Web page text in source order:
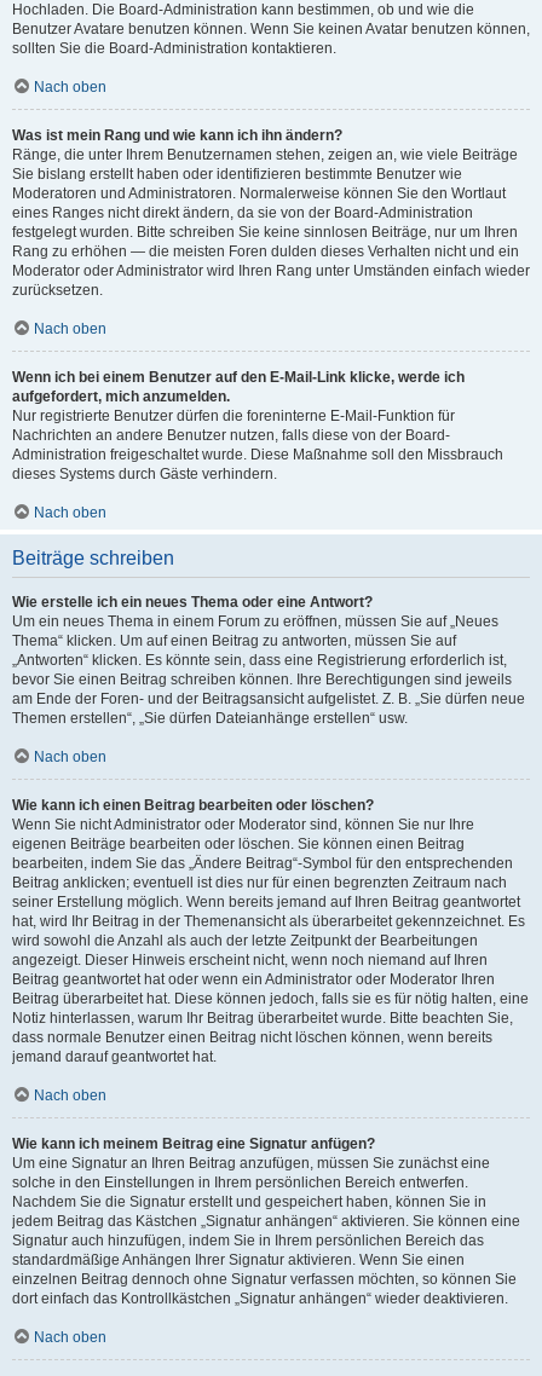
Hochladen. Die Board-Administration kann bestimmen, ob und wie die
Benutzer Avatare benutzen können. Wenn Sie keinen Avatar benutzen können,
sollten Sie die Board-Administration kontaktieren.
Nach oben
Was ist mein Rang und wie kann ich ihn ändern?
Ränge, die unter Ihrem Benutzernamen stehen, zeigen an, wie viele Beiträge
Sie bislang erstellt haben oder identifizieren bestimmte Benutzer wie
Moderatoren und Administratoren. Normalerweise können Sie den Wortlaut
eines Ranges nicht direkt ändern, da sie von der Board-Administration
festgelegt wurden. Bitte schreiben Sie keine sinnlosen Beiträge, nur um Ihren
Rang zu erhöhen — die meisten Foren dulden dieses Verhalten nicht und ein
Moderator oder Administrator wird Ihren Rang unter Umständen einfach wieder
zurücksetzen.
Nach oben
Wenn ich bei einem Benutzer auf den E-Mail-Link klicke, werde ich
aufgefordert, mich anzumelden.
Nur registrierte Benutzer dürfen die foreninterne E-Mail-Funktion für
Nachrichten an andere Benutzer nutzen, falls diese von der Board-
Administration freigeschaltet wurde. Diese Maßnahme soll den Missbrauch
dieses Systems durch Gäste verhindern.
Nach oben
Beiträge schreiben
Wie erstelle ich ein neues Thema oder eine Antwort?
Um ein neues Thema in einem Forum zu eröffnen, müssen Sie auf „Neues
Thema“ klicken. Um auf einen Beitrag zu antworten, müssen Sie auf
„Antworten“ klicken. Es könnte sein, dass eine Registrierung erforderlich ist,
bevor Sie einen Beitrag schreiben können. Ihre Berechtigungen sind jeweils
am Ende der Foren- und der Beitragsansicht aufgelistet. Z. B. „Sie dürfen neue
Themen erstellen“, „Sie dürfen Dateianhänge erstellen“ usw.
Nach oben
Wie kann ich einen Beitrag bearbeiten oder löschen?
Wenn Sie nicht Administrator oder Moderator sind, können Sie nur Ihre
eigenen Beiträge bearbeiten oder löschen. Sie können einen Beitrag
bearbeiten, indem Sie das „Ändere Beitrag“-Symbol für den entsprechenden
Beitrag anklicken; eventuell ist dies nur für einen begrenzten Zeitraum nach
seiner Erstellung möglich. Wenn bereits jemand auf Ihren Beitrag geantwortet
hat, wird Ihr Beitrag in der Themenansicht als überarbeitet gekennzeichnet. Es
wird sowohl die Anzahl als auch der letzte Zeitpunkt der Bearbeitungen
angezeigt. Dieser Hinweis erscheint nicht, wenn noch niemand auf Ihren
Beitrag geantwortet hat oder wenn ein Administrator oder Moderator Ihren
Beitrag überarbeitet hat. Diese können jedoch, falls sie es für nötig halten, eine
Notiz hinterlassen, warum Ihr Beitrag überarbeitet wurde. Bitte beachten Sie,
dass normale Benutzer einen Beitrag nicht löschen können, wenn bereits
jemand darauf geantwortet hat.
Nach oben
Wie kann ich meinem Beitrag eine Signatur anfügen?
Um eine Signatur an Ihren Beitrag anzufügen, müssen Sie zunächst eine
solche in den Einstellungen in Ihrem persönlichen Bereich entwerfen.
Nachdem Sie die Signatur erstellt und gespeichert haben, können Sie in
jedem Beitrag das Kästchen „Signatur anhängen“ aktivieren. Sie können eine
Signatur auch hinzufügen, indem Sie in Ihrem persönlichen Bereich das
standardmäßige Anhängen Ihrer Signatur aktivieren. Wenn Sie einen
einzelnen Beitrag dennoch ohne Signatur verfassen möchten, so können Sie
dort einfach das Kontrollkästchen „Signatur anhängen“ wieder deaktivieren.
Nach oben